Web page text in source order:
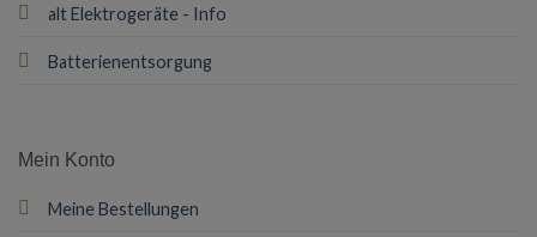
Mein Konto
Meine Bestellungen
alt Elektrogeräte - Info
Batterienentsorgung